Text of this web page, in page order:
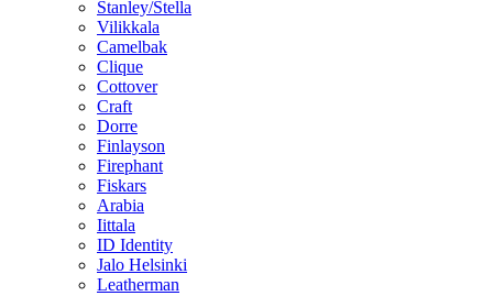
Stanley/Stella
Vilikkala
Camelbak
Clique
Cottover
Craft
Dorre
Finlayson
Firephant
Fiskars
Arabia
Iittala
ID Identity
Jalo Helsinki
Leatherman